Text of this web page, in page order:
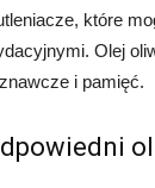
które
Olej
i pamięć.